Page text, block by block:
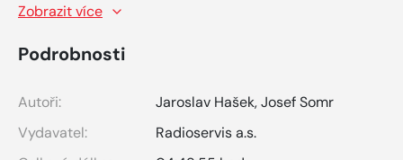
Zobrazit více
Podrobnosti
Autoři: Jaroslav Hašek,Josef Somr
Vydavatel:
Radioservis a.s.